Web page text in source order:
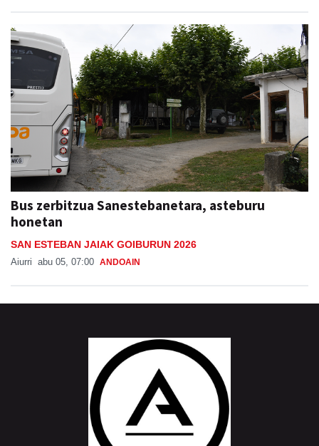
Bus zerbitzua Sanestebanetara, asteburu
honetan
SAN ESTEBAN JAIAK GOIBURUN 2026
Aiurri abu 05, 07:00 ANDOAIN